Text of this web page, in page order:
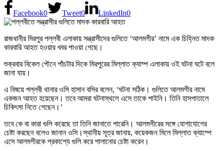
Facebook0 Tweet0 LinkedIn0
রাজধানীর মিরপুর পল্লবী এলাকায় সন্ত্রাসীদের গুলিতে ‘আলমগীর’ নামে এক চিহ্নিত মাদক
কারবারি আহত হওয়ার খবর পাওয়া গেছে।
শুক্রবার বিকেল পৌনে পাঁচটার দিকে মিরপুরের মিল্লাত ক্যাম্প এলাকায় ওই ঘটনা ঘটে বলে
জানা যায়।
এ বিষয়ে পল্লবী থানার ওসি হাসান বসির বলেন, ‘ঘটনা সঠিক। গুলিতে আলমগীর নামে
একজন আহত হয়েছেন। তবে আমরা ঘটনাস্থলে এসে তাকে পাইনি। তিনি হাসপাতালে
চিকিৎসা নিতে গেছেন।’
তবে কে বা কারা গুলি করেছে তা তিনি জানাতে পারেনি। আলমগীরের সঙ্গে যোগাযোগের
চেষ্টা করছেন বলেও জানান ওসি।স্থানীয় সূত্র জানায়, কয়েকজন মিলে মিল্লাত ক্যাম্পে
এসে আলমগীরকে প্রকাশ্যে গুলি করে পালানোর চেষ্টা করেন।